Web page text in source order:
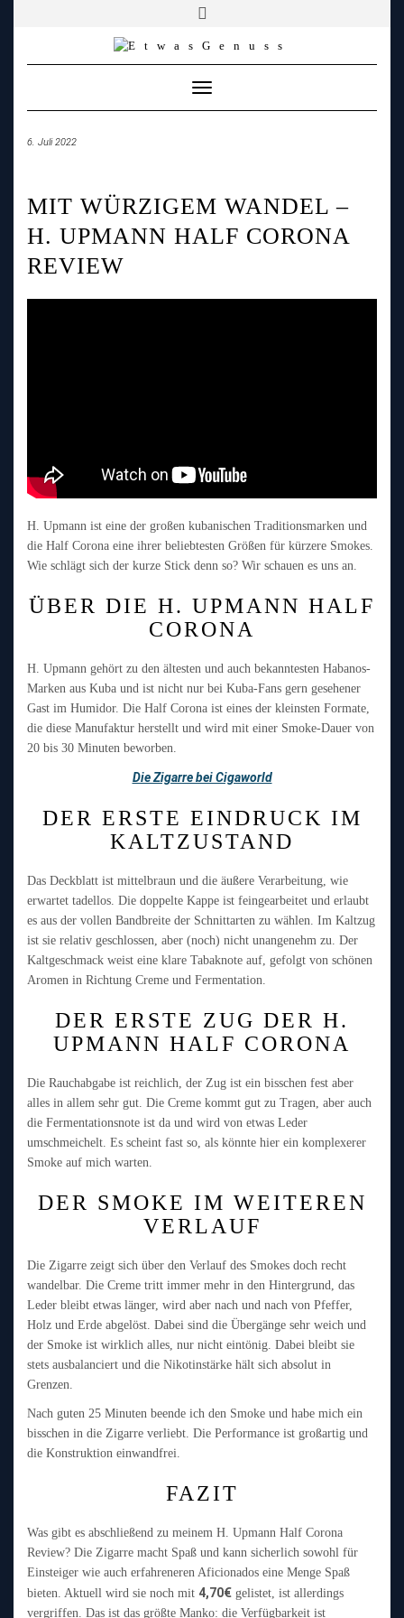
Toggle
Navigation
6. Juli 2022
MIT WÜRZIGEM WANDEL –
H. UPMANN HALF CORONA
REVIEW
H. Upmann ist eine der großen kubanischen Traditionsmarken und
die Half Corona eine ihrer beliebtesten Größen für kürzere Smokes.
Wie schlägt sich der kurze Stick denn so? Wir schauen es uns an.
ÜBER DIE H. UPMANN HALF
CORONA
H. Upmann gehört zu den ältesten und auch bekanntesten Habanos-
Marken aus Kuba und ist nicht nur bei Kuba-Fans gern gesehener
Gast im Humidor. Die Half Corona ist eines der kleinsten Formate,
die diese Manufaktur herstellt und wird mit einer Smoke-Dauer von
20 bis 30 Minuten beworben.
Die Zigarre bei Cigaworld
DER ERSTE EINDRUCK IM
KALTZUSTAND
Das Deckblatt ist mittelbraun und die äußere Verarbeitung, wie
erwartet tadellos. Die doppelte Kappe ist feingearbeitet und erlaubt
es aus der vollen Bandbreite der Schnittarten zu wählen. Im Kaltzug
ist sie relativ geschlossen, aber (noch) nicht unangenehm zu. Der
Kaltgeschmack weist eine klare Tabaknote auf, gefolgt von schönen
Aromen in Richtung Creme und Fermentation.
DER ERSTE ZUG DER H.
UPMANN HALF CORONA
Die Rauchabgabe ist reichlich, der Zug ist ein bisschen fest aber
alles in allem sehr gut. Die Creme kommt gut zu Tragen, aber auch
die Fermentationsnote ist da und wird von etwas Leder
umschmeichelt. Es scheint fast so, als könnte hier ein komplexerer
Smoke auf mich warten.
DER SMOKE IM WEITEREN
VERLAUF
Die Zigarre zeigt sich über den Verlauf des Smokes doch recht
wandelbar. Die Creme tritt immer mehr in den Hintergrund, das
Leder bleibt etwas länger, wird aber nach und nach von Pfeffer,
Holz und Erde abgelöst. Dabei sind die Übergänge sehr weich und
der Smoke ist wirklich alles, nur nicht eintönig. Dabei bleibt sie
stets ausbalanciert und die Nikotinstärke hält sich absolut in
Grenzen.
Nach guten 25 Minuten beende ich den Smoke und habe mich ein
bisschen in die Zigarre verliebt. Die Performance ist großartig und
die Konstruktion einwandfrei.
FAZIT
Was gibt es abschließend zu meinem H. Upmann Half Corona
Review? Die Zigarre macht Spaß und kann sicherlich sowohl für
Einsteiger wie auch erfahreneren Aficionados eine Menge Spaß
bieten. Aktuell wird sie noch mit 4,70€ gelistet, ist allerdings
vergriffen. Das ist das größte Manko: die Verfügbarkeit ist